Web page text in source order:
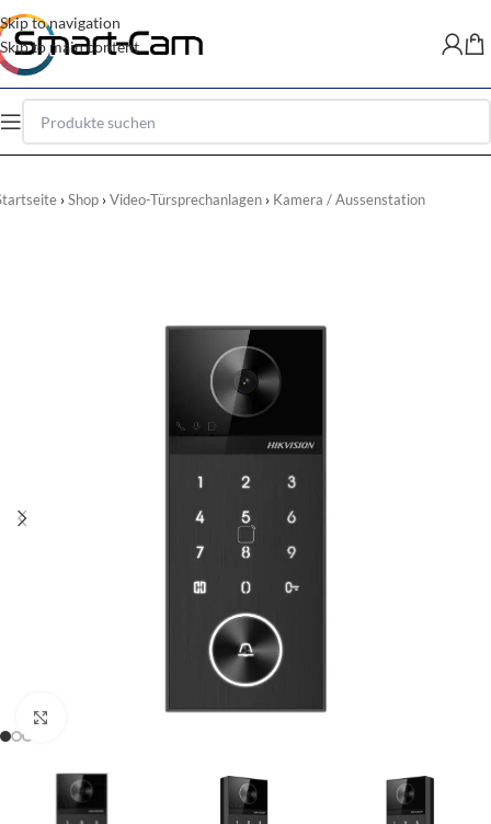
Skip to navigation
Skip to main content
Shop Video-Türsprechanlagen Kamera / Aussenstation
Zum Vergrössern klicken